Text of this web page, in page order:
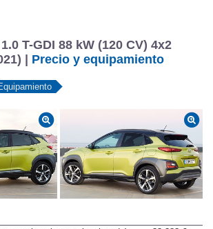
T-GDI 88 kW (120 CV) 4x2
| Precio y equipamiento